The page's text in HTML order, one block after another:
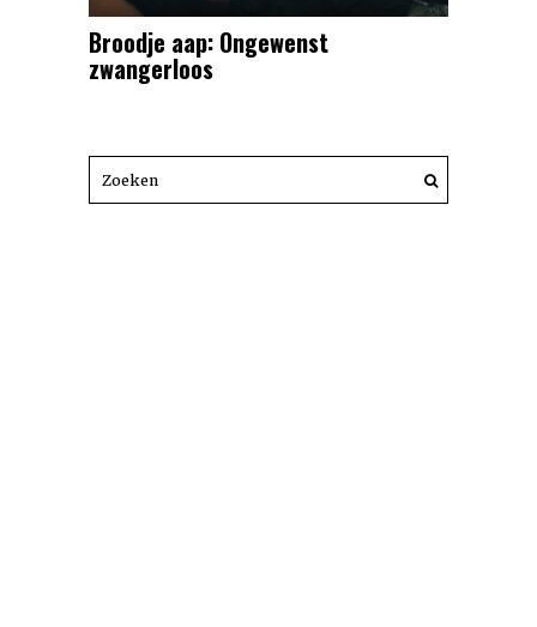
Broodje aap: Ongewenst
zwangerloos